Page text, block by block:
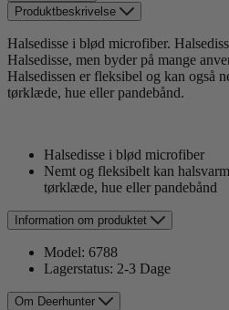
Produktbeskrivelse
Halsedisse i blød microfiber.
Halsedisse, men byder på mange
Halsedissen er fleksibel og kan også
tørklæde, hue eller pandebånd.
Halsedisse i blød microfiber
Nemt og fleksibelt kan
tørklæde, hue eller pandebånd
Information om produktet
Model: 6788
Lagerstatus: 2-3 Dage
Om Deerhunter